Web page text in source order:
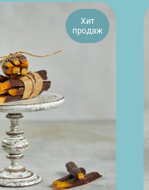
Хит
продаж